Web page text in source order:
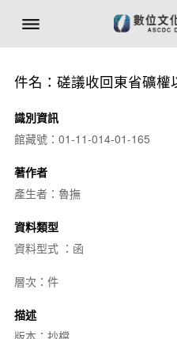
件名：磋議收回東省礦權
識別資訊
館藏號：01-11-014-01-165
著作者
產生者：魯撫
資料類型
資料型式 ：函
層次：件
描述
版本：抄檔